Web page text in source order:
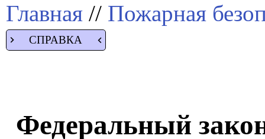
Главная // Пожарная
СПРАВКА
Федеральный